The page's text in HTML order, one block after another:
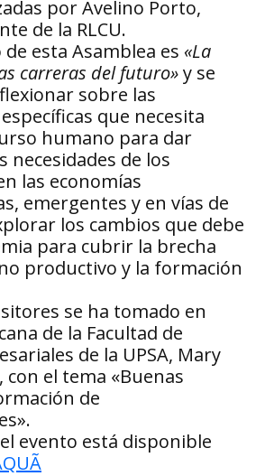
por Avelino Porto,
de la RLCU.
esta Asamblea es «La
carreras del futuro»y se
sobre las
que necesita
humano para dar
necesidades de los
las economías
emergentes y en vías de
los cambios que debe
para cubrir la brecha
productivo y la formación
se ha tomado en
de la Facultad de
de la UPSA, Mary
con el tema «Buenas
de
evento está disponible